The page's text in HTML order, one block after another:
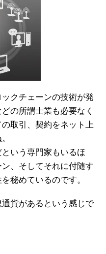
クチェーンの技術が発
の所謂士業も必要なく
取引、契約をネット上
いう専門家もいるほ
、そしてそれに付随す
秘めているのです。
貨があるという感じで